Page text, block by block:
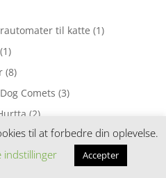
til katte (1)
(1)
(8)
Comets (3)
(2)
K-9 (1)
(1)
til at forbedre din oplevelse.
indstillinger Accepter